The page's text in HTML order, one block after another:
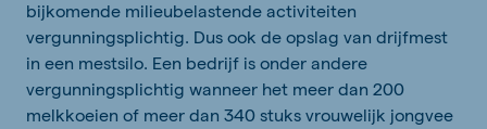
bijkomende milieubelastende activiteiten
vergunningsplichtig. Dus ook de opslag van drijfmest
in een mestsilo. Een bedrijf is onder andere
vergunningsplichtig wanneer het meer dan 200
melkkoeien of meer dan 340 stuks vrouwelijk jongvee